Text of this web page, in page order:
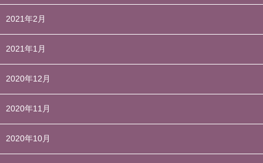
2021年2月
2021年1月
2020年12月
2020年11月
2020年10月